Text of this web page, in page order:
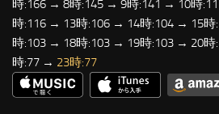
時:166 → 8時:145 → 9時:141 → 10時
時:116 → 13時:106 → 14時:104 → 15
時:103 → 18時:103 → 19時:103 → 20
時:77 → 23時:77